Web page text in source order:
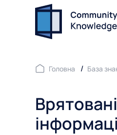
Головна База